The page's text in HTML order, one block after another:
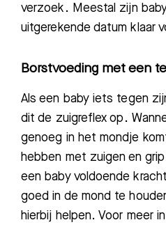
verzoek. Meestal zijn
uitgerekende datum klaar
Borstvoeding met een
Als een baby iets tegen
dit de zuigreflex op.
genoeg in het mondje
hebben met zuigen en
een baby voldoende
goed in de mond te
hierbij helpen. Voor meer